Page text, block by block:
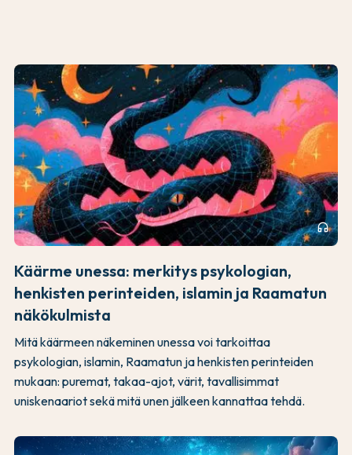
headphones
Käärme unessa: merkitys psykologian,
henkisten perinteiden, islamin ja Raamatun
näkökulmista
Mitä käärmeen näkeminen unessa voi tarkoittaa
psykologian, islamin, Raamatun ja henkisten perinteiden
mukaan: puremat, takaa-ajot, värit, tavallisimmat
uniskenaariot sekä mitä unen jälkeen kannattaa tehdä.